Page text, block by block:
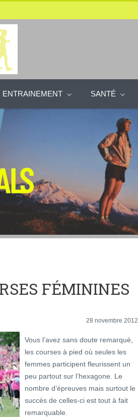
ENTRAINEMENT SANTÉ
FÉMININES
28 novembre 2012
Vous l’avez sans doute remarqué,
les courses à pied où seules les
femmes participent fleurissent un
peu partout sur l’hexagone. Le
nombre d’épreuves mais surtout le
succès de celles-ci est tout à fait
remarquable.